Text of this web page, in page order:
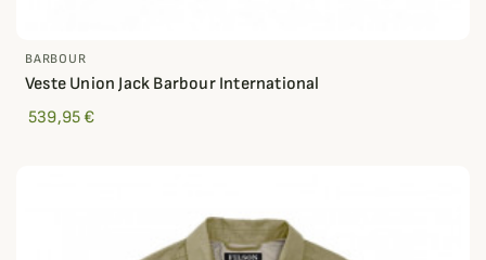
BARBOUR
Veste Union Jack Barbour International
539,95 €